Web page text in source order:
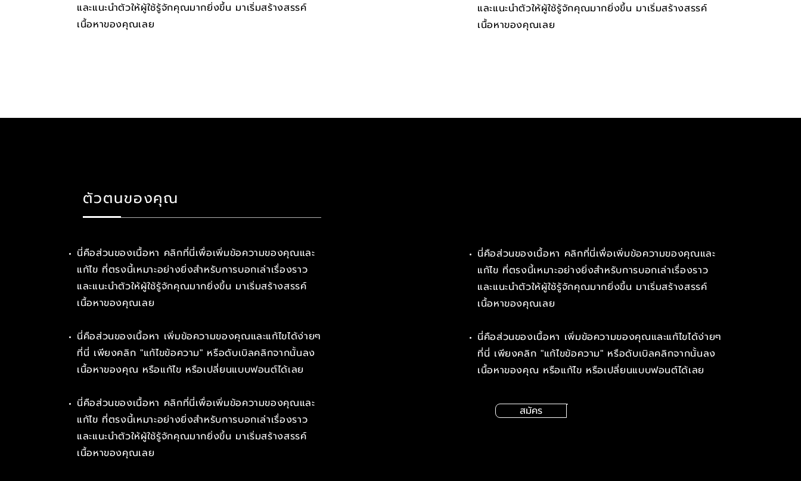
และแนะนำตัวให้ผู้ใช้รู้จักคุณมากยิ่งขึ้น​​​ มาเริ่มสร้างสรรค์
เนื้อหาของคุณเลย
และแนะนำตัวให้ผู้ใช้รู้จักคุณมากยิ่งขึ้น​​​ มาเริ่มสร้างสรรค์
เนื้อหาของคุณเลย
ตัวตนของคุณ
​นี่คือส่วนของเนื้อหา คลิกที่นี่เพื่อเพิ่มข้อความของคุณและ
แก้ไข ที่ตรงนี้เหมาะอย่างยิ่งสำหรับการบอกเล่าเรื่องราว
และแนะนำตัวให้ผู้ใช้รู้จักคุณมากยิ่งขึ้น​​​ มาเริ่มสร้างสรรค์
เนื้อหาของคุณเลย
นี่คือส่วนของเนื้อหา เพิ่มข้อความของคุณและแก้ไขได้ง่ายๆ
ที่นี่ เพียงคลิก "แก้ไขข้อความ" หรือดับเบิลคลิกจากนั้นลง
เนื้อหาของคุณ หรือแก้ไข หรือเปลี่ยนแบบฟอนต์ได้เลย
​นี่คือส่วนของเนื้อหา คลิกที่นี่เพื่อเพิ่มข้อความของคุณและ
แก้ไข ที่ตรงนี้เหมาะอย่างยิ่งสำหรับการบอกเล่าเรื่องราว
และแนะนำตัวให้ผู้ใช้รู้จักคุณมากยิ่งขึ้น​​​ มาเริ่มสร้างสรรค์
เนื้อหาของคุณเลย
​นี่คือส่วนของเนื้อหา คลิกที่นี่เพื่อเพิ่มข้อความของคุณและ
แก้ไข ที่ตรงนี้เหมาะอย่างยิ่งสำหรับการบอกเล่าเรื่องราว
และแนะนำตัวให้ผู้ใช้รู้จักคุณมากยิ่งขึ้น​​​ มาเริ่มสร้างสรรค์
เนื้อหาของคุณเลย
นี่คือส่วนของเนื้อหา เพิ่มข้อความของคุณและแก้ไขได้ง่ายๆ
ที่นี่ เพียงคลิก "แก้ไขข้อความ" หรือดับเบิลคลิกจากนั้นลง
เนื้อหาของคุณ หรือแก้ไข หรือเปลี่ยนแบบฟอนต์ได้เลย
สมัคร